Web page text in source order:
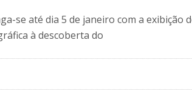
se até dia 5 de janeiro com a exibição
à descoberta do